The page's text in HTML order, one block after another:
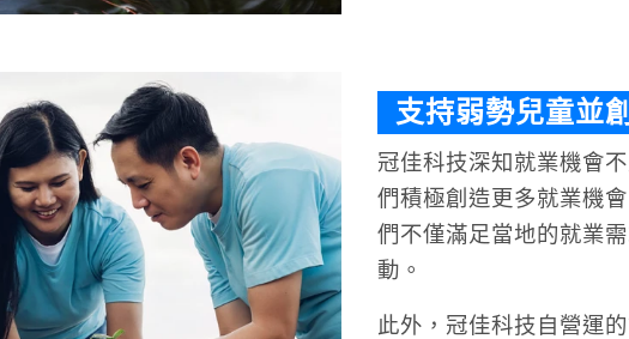
支持弱勢兒童並
冠佳科技深知就業機會
們積極創造更多就業機
們不僅滿足當地的就業
動。
此外，冠佳科技自營運